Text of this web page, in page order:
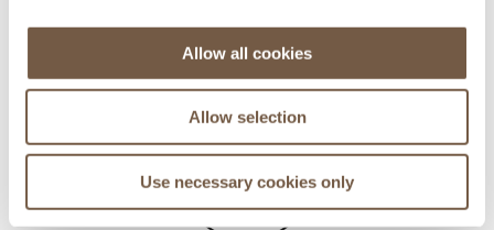
Allow all cookies
Allow selection
Use necessary cookies only
Principaux aéroports des Alpes